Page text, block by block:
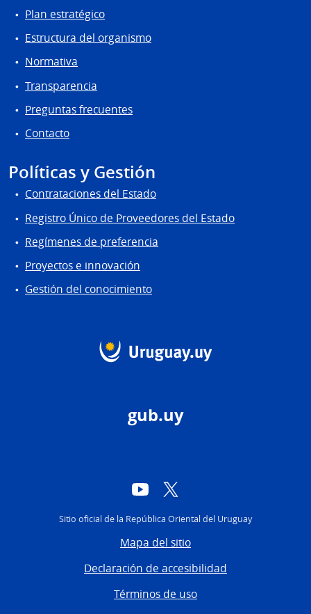
Plan estratégico
Estructura del organismo
Normativa
Transparencia
Preguntas frecuentes
Contacto
Políticas y Gestión
Contrataciones del Estado
Registro Único de Proveedores del Estado
Regímenes de preferencia
Proyectos e innovación
Gestión del conocimiento
gub.uy
YouTube
Sitio oficial de la República Oriental del Uruguay
Mapa del sitio
Declaración de accesibilidad
Términos de uso